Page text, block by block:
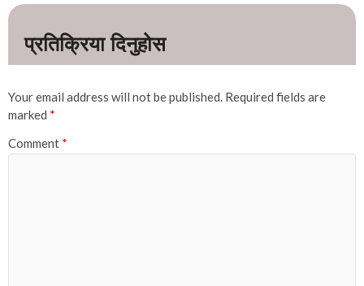
Your email address will not be published. Required fields are
marked *
Comment *